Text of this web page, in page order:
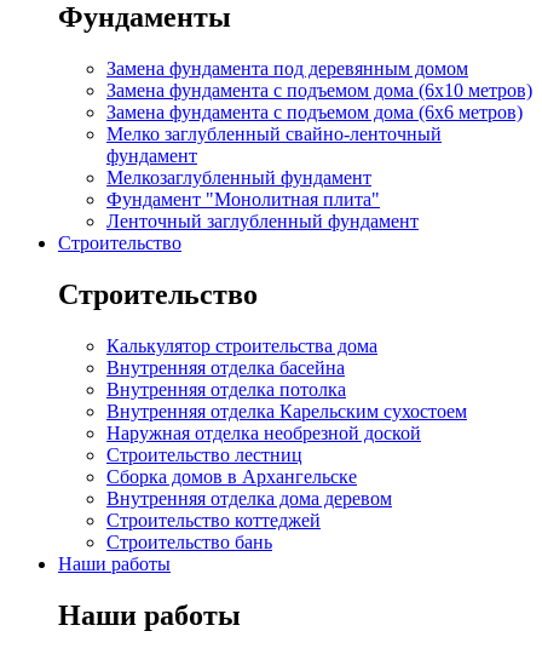
Фундаменты
Замена фундамента под деревянным домом
Замена фундамента с подъемом дома (6x10 метров)
Замена фундамента с подъемом дома (6x6 метров)
Мелко заглубленный свайно-ленточный
фундамент
Мелкозаглубленный фундамент
Фундамент "Монолитная плита"
Ленточный заглубленный фундамент
Строительство
Строительство
Калькулятор строительства дома
Внутренняя отделка басейна
Внутренняя отделка потолка
Внутренняя отделка Карельским сухостоем
Наружная отделка необрезной доской
Строительство лестниц
Сборка домов в Архангельске
Внутренняя отделка дома деревом
Строительство коттеджей
Строительство бань
Наши работы
Наши работы